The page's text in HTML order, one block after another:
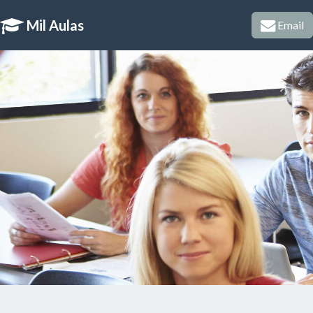
Mil Aulas Email